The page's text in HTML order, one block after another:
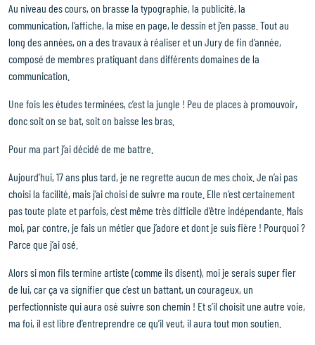
Approche & intention
Savoir-faire
Contact
Instagram
Au niveau des cours, on brasse la typographie, la publicité, la
communication, l’affiche, la mise en page, le dessin et j’en passe. Tout au
long des années, on a des travaux à réaliser et un Jury de fin d’année,
composé de membres pratiquant dans différents domaines de la
communication.
Une fois les études terminées, c’est la jungle ! Peu de places à promouvoir,
donc soit on se bat, soit on baisse les bras.
Pour ma part j’ai décidé de me battre.
Aujourd’hui, 17 ans plus tard, je ne regrette aucun de mes choix. Je n’ai pas
choisi la facilité, mais j’ai choisi de suivre ma route. Elle n’est certainement
pas toute plate et parfois, c’est même très difficile d’être indépendante. Mais
moi, par contre, je fais un métier que j’adore et dont je suis fière ! Pourquoi ?
Parce que j’ai osé.
Alors si mon fils termine artiste (comme ils disent), moi je serais super fier
de lui, car ça va signifier que c’est un battant, un courageux, un
perfectionniste qui aura osé suivre son chemin ! Et s’il choisit une autre voie,
ma foi, il est libre d’entreprendre ce qu’il veut, il aura tout mon soutien.